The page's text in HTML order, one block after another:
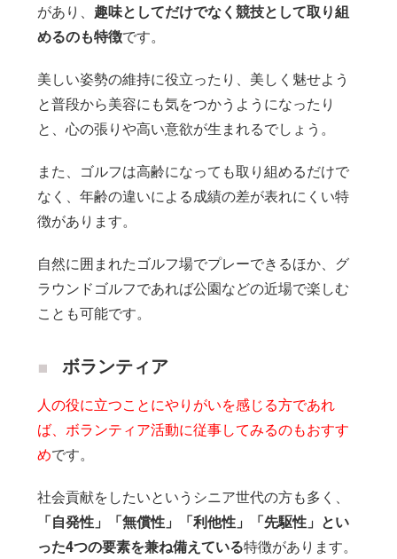
があり、 趣味としてだけでなく競技として取り組
めるのも特徴です。
美しい姿勢の維持に役立ったり、美しく魅せよう
と普段から美容にも気をつかうようになったり
と、心の張りや高い意欲が生まれるでしょう。
また、ゴルフは高齢になっても取り組めるだけで
なく、年齢の違いによる成績の差が表れにくい特
徴があります。
自然に囲まれたゴルフ場でプレーできるほか、グ
ラウンドゴルフであれば公園などの近場で楽しむ
ことも可能です。
ボランティア
人の役に立つことにやりがいを感じる方であれ
ば、ボランティア活動に従事してみるのもおすす
めです。
社会貢献をしたいというシニア世代の方も多く、
「自発性」「無償性」「利他性」「先駆性」とい
った4つの要素を兼ね備えている特徴があります。